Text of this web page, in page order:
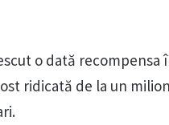
o dată recompensa
ridicată de la un